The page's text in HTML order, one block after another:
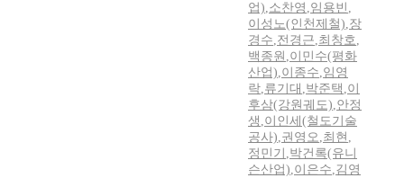
업),소찬영 ,임용빈 ,
이성노(인천제철),장
경수,전경근,최창호,
백종원 ,이민수(평화
산업),이종수,임영
락,류기대 ,박준택 ,이
후삼(강원궤도),안정
생 ,이인세(철도기술
공사),권영오,최현 ,
정민기 ,박건록(유니
슨산업),이은수,김영